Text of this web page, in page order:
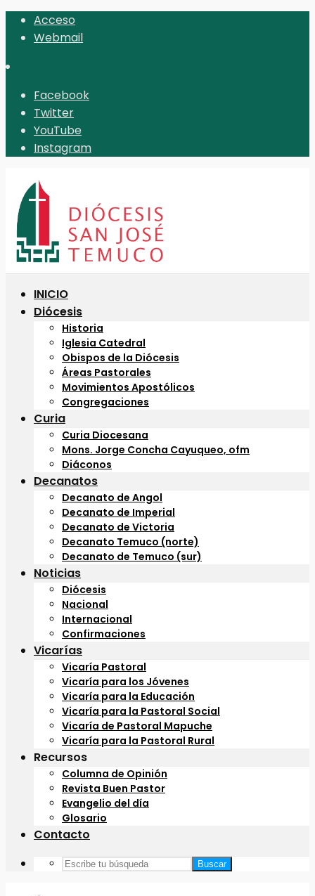
Acceso
Webmail
Facebook
Twitter
YouTube
Instagram
INICIO
Diócesis
Historia
Iglesia Catedral
Obispos de la Diócesis
Áreas Pastorales
Movimientos Apostólicos
Congregaciones
Curia
Curia Diocesana
Mons. Jorge Concha Cayuqueo, ofm
Diáconos
Decanatos
Decanato de Angol
Decanato de Imperial
Decanato de Victoria
Decanato Temuco (norte)
Decanato de Temuco (sur)
Noticias
Diócesis
Nacional
Internacional
Confirmaciones
Vicarías
Vicaría Pastoral
Vicaría para los Jóvenes
Vicaría para la Educación
Vicaría para la Pastoral Social
Vicaría de Pastoral Mapuche
Vicaría para la Pastoral Rural
Recursos
Columna de Opinión
Revista Buen Pastor
Evangelio del día
Glosario
Contacto
Buscar